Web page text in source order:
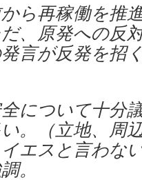
ら再稼働を推
、原発への反
言が反発を招
について十分
。（立地、周
イエスと言わな
。